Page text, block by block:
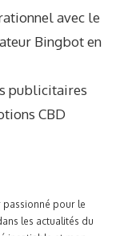
avec le
Bingbot en
publicitaires
CBD
passionné pour le
les actualités du